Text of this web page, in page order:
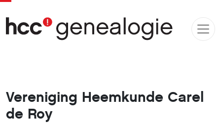
Vereniging Heemkunde Carel
de Roy